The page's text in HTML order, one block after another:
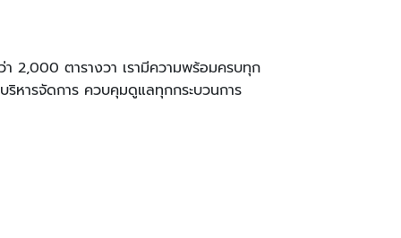
2,000 ตารางวา เรามีความพร้อมครบทุก
หารจัดการ ควบคุมดูแลทุกกระบวนการ